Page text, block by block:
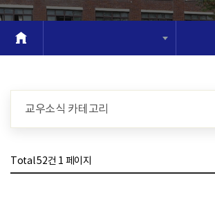
교우소식 카테고리
Total 52건 1 페이지